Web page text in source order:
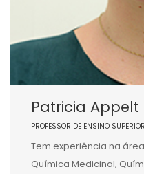
Patricia Appelt
PROFESSOR DE ENSINO SUPERIOR
Tem experiência na
Química Medicinal,